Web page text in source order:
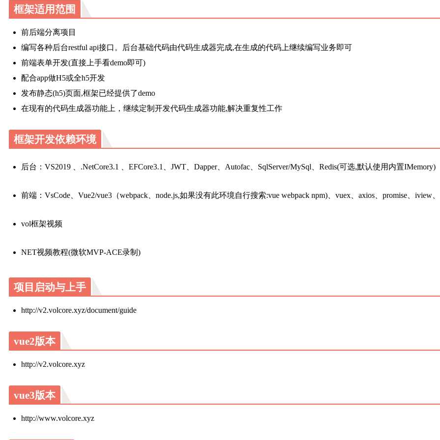
框架适用范围
前后端分离项目
编写各种后台restful api接口。后台基础代码由代码生成器完成,在生成的代码上继续编写业务即可
前端表单开发(直接上手看demo即可)
配合app做H5或全h5开发
发布静态(h5)页面,框架已经提供了demo
在现有的代码生成器功能上，继续定制开发代码生成器功能,解决重复性工作
框架开发依赖环境
后台：VS2019 、.NetCore3.1 、EFCore3.1、JWT、Dapper、Autofac、SqlServer/MySql、Redis(可选,默认使用内置IMemory)
前端：VsCode、Vue2/vue3（webpack、node.js,如果没有此环境自行搜索:vue webpack npm)、vuex、axios、promise、iview、
vol框架视频
NET视频教程(微软MVP-ACE录制)
项目启动与上手
http://v2.volcore.xyz/document/guide
vue2版本
http://v2.volcore.xyz
vue3版本
http://www.volcore.xyz